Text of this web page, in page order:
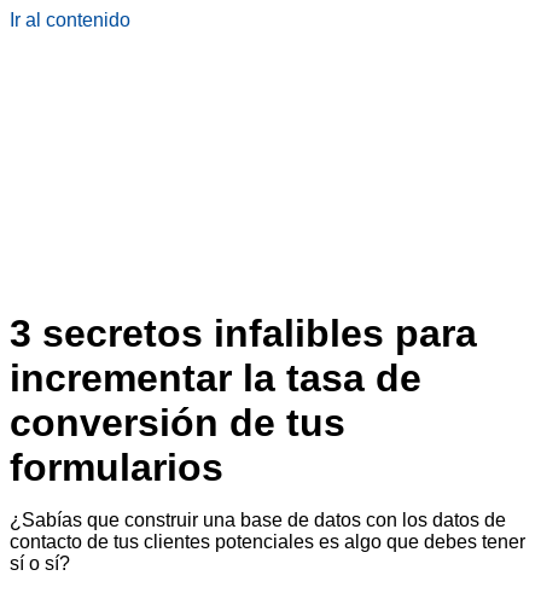
Ir al contenido
3 secretos infalibles para
incrementar la tasa de
conversión de tus
formularios
¿Sabías que construir una base de datos con los datos de
contacto de tus clientes potenciales es algo que debes tener
sí o sí?